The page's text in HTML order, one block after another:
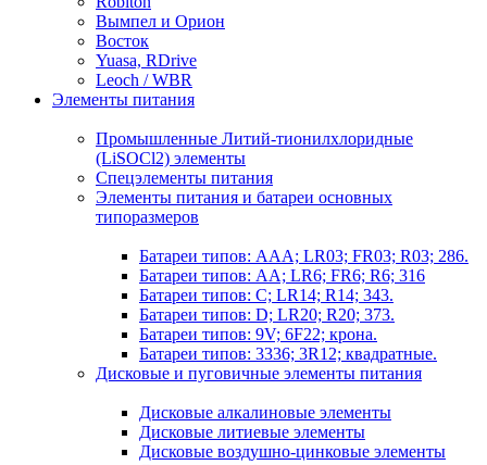
Вымпел и Орион
Восток
Yuasa, RDrive
Leoch / WBR
Элементы питания
Промышленные Литий-тионилхлоридные
(LiSOCl2) элементы
Спецэлементы питания
Элементы питания и батареи основных
типоразмеров
Батареи типов: AAA; LR03; FR03; R03; 286.
Батареи типов: AA; LR6; FR6; R6; 316
Батареи типов: C; LR14; R14; 343.
Батареи типов: D; LR20; R20; 373.
Батареи типов: 9V; 6F22; крона.
Батареи типов: 3336; 3R12; квадратные.
Дисковые и пуговичные элементы питания
Дисковые алкалиновые элементы
Дисковые литиевые элементы
Дисковые воздушно-цинковые элементы